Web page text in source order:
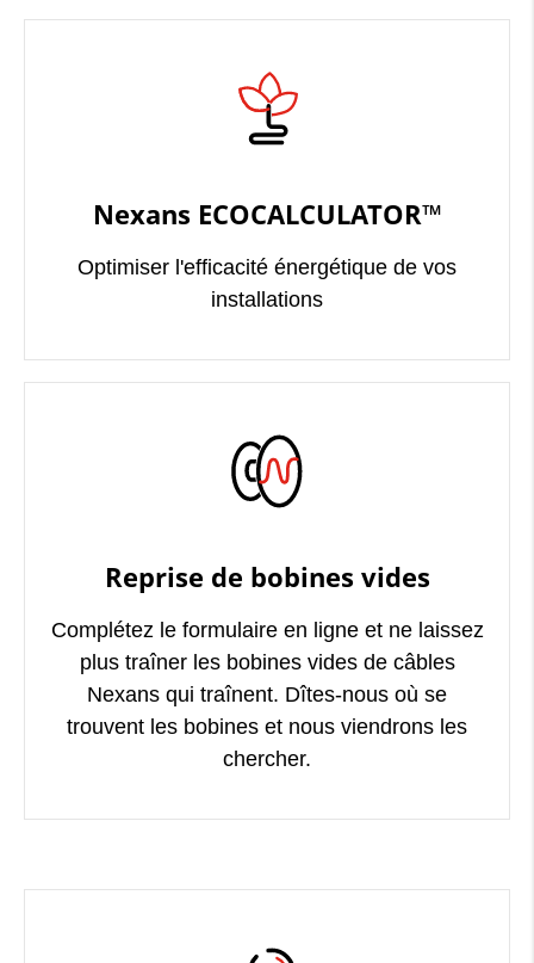
Nexans ECOCALCULATOR™
Optimiser l'efficacité énergétique de vos
installations
Reprise de bobines vides
Complétez le formulaire en ligne et ne laissez
plus traîner les bobines vides de câbles
Nexans qui traînent. Dîtes-nous où se
trouvent les bobines et nous viendrons les
chercher.